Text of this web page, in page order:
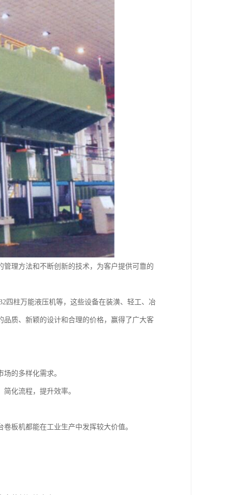
理方法和不断创新的技术，为客户提供可靠的
四柱万能液压机等，这些设备在装潢、轻工、冶
质、新颖的设计和合理的价格，赢得了广大客
的多样化需求。
化流程，提升效率。
板机都能在工业生产中发挥较大价值。